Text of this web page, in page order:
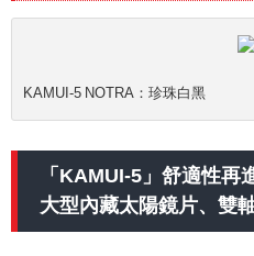
KAMUI-5 NOTRA：珍珠白黑
「KAMUI-5」舒適性再
大型內藏太陽鏡片、雙